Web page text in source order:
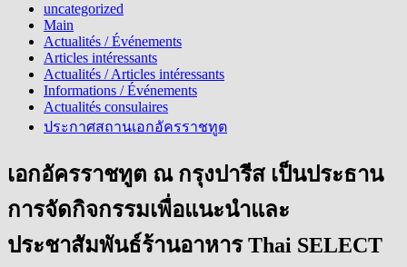
uncategorized
Main
Actualités / Événements
Articles intéressants
Actualités / Articles intéressants
Informations / Événements
Actualités consulaires
ประกาศสถานเอกอัครราชทูต
เอกอัครราชทูต ณ กรุงปารีส เป็นประธาน
การจัดกิจกรรมเพื่อแนะนำและ
ประชาสัมพันธ์ร้านอาหาร Thai SELECT